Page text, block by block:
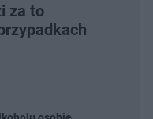
za to